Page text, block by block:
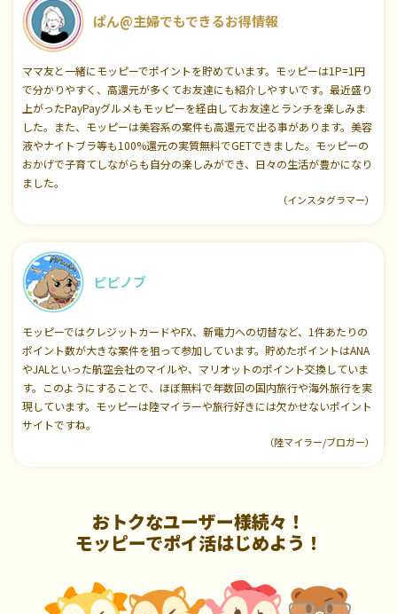
ぱん@主婦でもできるお得情報
ママ友と一緒にモッピーでポイントを貯めています。モッピーは1P=1円
で分かりやすく、高還元が多くてお友達にも紹介しやすいです。最近盛り
上がったPayPayグルメもモッピーを経由してお友達とランチを楽しみま
した。また、モッピーは美容系の案件も高還元で出る事があります。美容
液やナイトブラ等も100%還元の実質無料でGETできました。モッピーの
おかげで子育てしながらも自分の楽しみができ、日々の生活が豊かになり
ました。
（インスタグラマー）
ピピノブ
モッピーではクレジットカードやFX、新電力への切替など、1件あたりの
ポイント数が大きな案件を狙って参加しています。貯めたポイントはANA
やJALといった航空会社のマイルや、マリオットのポイント交換していま
す。このようにすることで、ほぼ無料で年数回の国内旅行や海外旅行を実
現しています。モッピーは陸マイラーや旅行好きには欠かせないポイント
サイトですね。
（陸マイラー/ブロガー）
おトクなユーザー様続々！
モッピーでポイ活はじめよう！